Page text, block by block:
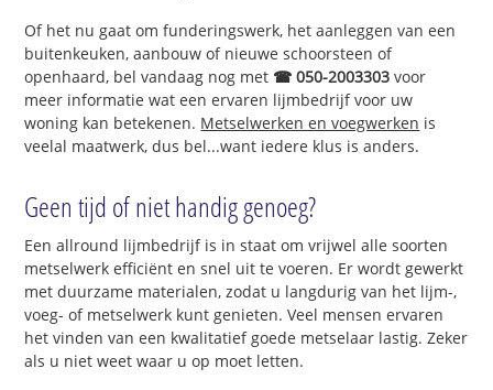
Of het nu gaat om funderingswerk, het aanleggen van een
buitenkeuken, aanbouw of nieuwe schoorsteen of
openhaard, bel vandaag nog met ☎ 050-2003303 voor
meer informatie wat een ervaren lijmbedrijf voor uw
woning kan betekenen. Metselwerken en voegwerken is
veelal maatwerk, dus bel...want iedere klus is anders.
Geen tijd of niet handig genoeg?
Een allround lijmbedrijf is in staat om vrijwel alle soorten
metselwerk efficiënt en snel uit te voeren. Er wordt gewerkt
met duurzame materialen, zodat u langdurig van het lijm-,
voeg- of metselwerk kunt genieten. Veel mensen ervaren
het vinden van een kwalitatief goede metselaar lastig. Zeker
als u niet weet waar u op moet letten.